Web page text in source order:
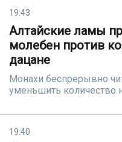
19:43
Алтайские ламы
молебен против
дацане
Монахи беспрерывно
уменьшить количество
19:40